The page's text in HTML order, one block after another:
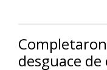
desguace